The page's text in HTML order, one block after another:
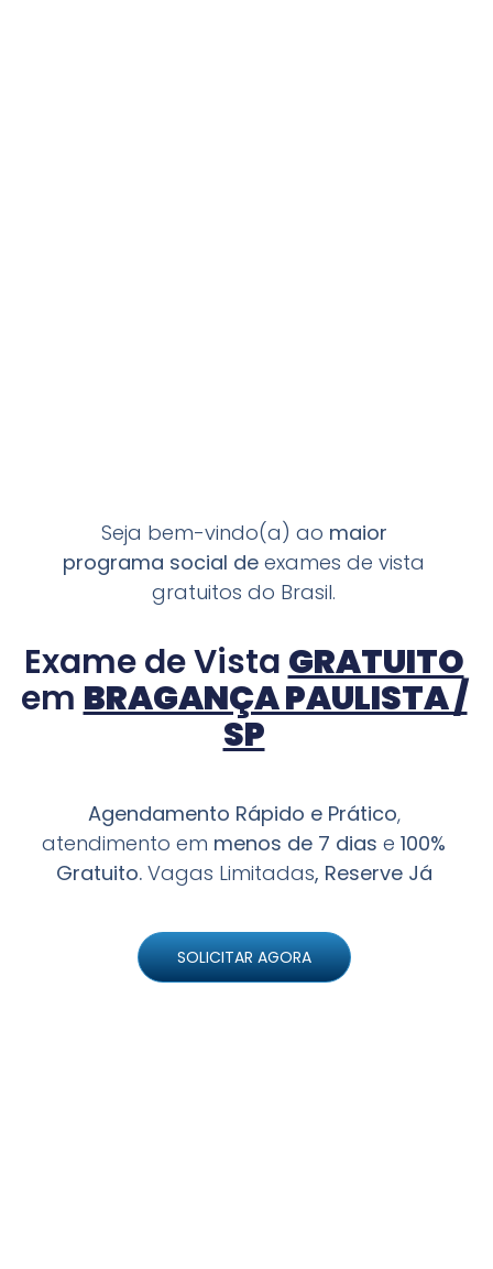
Seja bem-vindo(a) ao maior
programa social de exames de vista
gratuitos do Brasil.
Exame de Vista GRATUITO
em BRAGANÇA PAULISTA /
SP
Agendamento Rápido e Prático,
atendimento em menos de 7 dias e 100%
Gratuito. Vagas Limitadas, Reserve Já
SOLICITAR AGORA